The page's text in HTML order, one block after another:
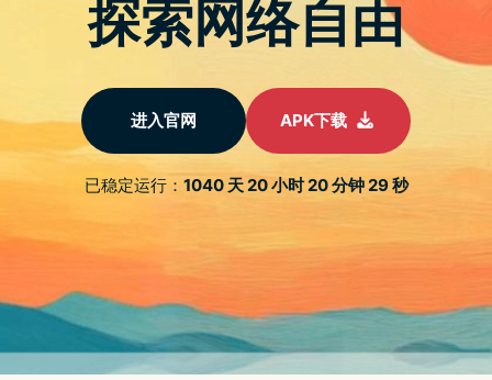
庄思敏返港後到警署协助调查
2024 年 8 月 19 日